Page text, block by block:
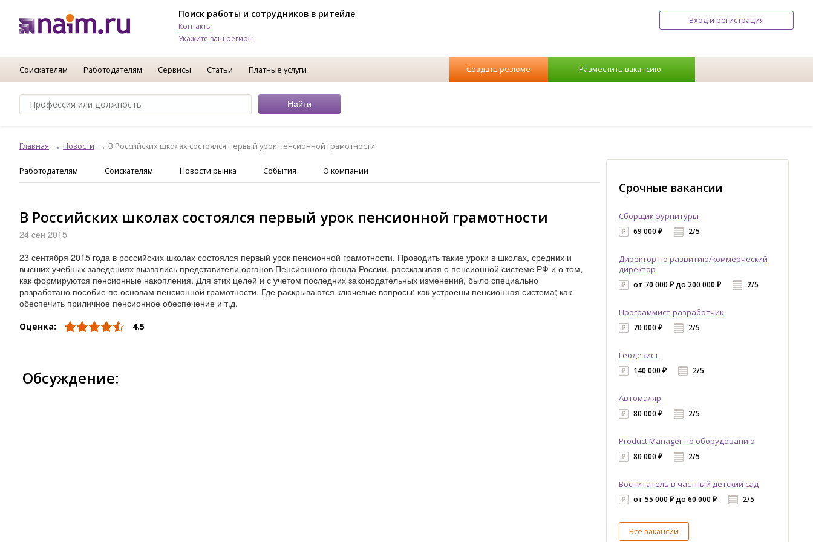
Поиск работы и сотрудников в ритейле
Контакты
Укажите ваш регион
Вход и регистрация
Соискателям Работодателям Сервисы Статьи Платные услуги Создать резюме Разместить вакансию
Главная Новости В Российских школах состоялся первый урок пенсионной грамотности
Работодателям Соискателям Новости рынка События О компании
В Российских школах состоялся первый урок пенсионной грамотности
24 сен 2015
23 сентября 2015 года в российских школах состоялся первый урок пенсионной грамотности. Проводить такие уроки в школах, средних и
высших учебных заведениях вызвались представители органов Пенсионного фонда России, рассказывая о пенсионной системе РФ и о том,
как формируются пенсионные накопления. Для этих целей и с учетом последних законодательных изменений, было специально
разработано пособие по основам пенсионной грамотности. Где раскрываются ключевые вопросы: как устроены пенсионная система; как
обеспечить приличное пенсионное обеспечение и т.д.
Оценка: 4.5
Обсуждение:
Срочные вакансии
Сборщик фурнитуры
69 000 ₽ 2/5
Директор по развитию/коммерческий
директор
от 70 000 ₽ до 200 000 ₽ 2/5
Программист-разработчик
70 000 ₽ 2/5
Геодезист
140 000 ₽ 2/5
Автомаляр
80 000 ₽ 2/5
Product Manager по оборудованию
80 000 ₽ 2/5
Воспитатель в частный детский сад
от 55 000 ₽ до 60 000 ₽ 2/5
Все вакансии